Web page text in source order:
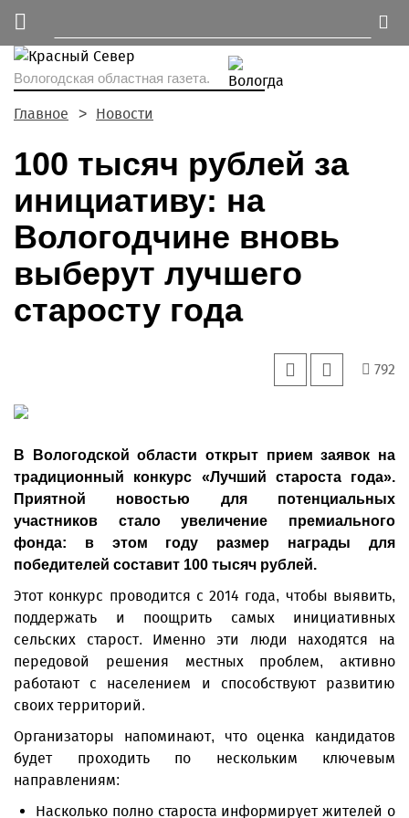
Вологодская областная газета.
Главное Новости
100 тысяч рублей за
инициативу: на
Вологодчине вновь
выберут лучшего
старосту года
792
В Вологодской области открыт прием заявок на
традиционный конкурс «Лучший староста года».
Приятной новостью для потенциальных
участников стало увеличение премиального
фонда: в этом году размер награды для
победителей составит 100 тысяч рублей.
Этот конкурс проводится с 2014 года, чтобы выявить,
поддержать и поощрить самых инициативных
сельских старост. Именно эти люди находятся на
передовой решения местных проблем, активно
работают с населением и способствуют развитию
своих территорий.
Организаторы напоминают, что оценка кандидатов
будет проходить по нескольким ключевым
направлениям:
Насколько полно староста информирует жителей о